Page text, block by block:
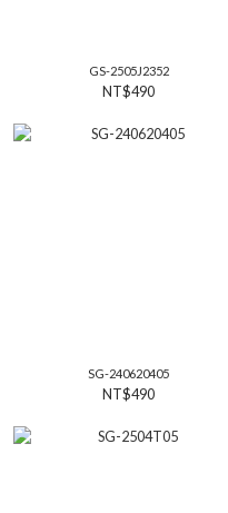
GS-2505J2352
NT$490
SG-240620405
NT$490